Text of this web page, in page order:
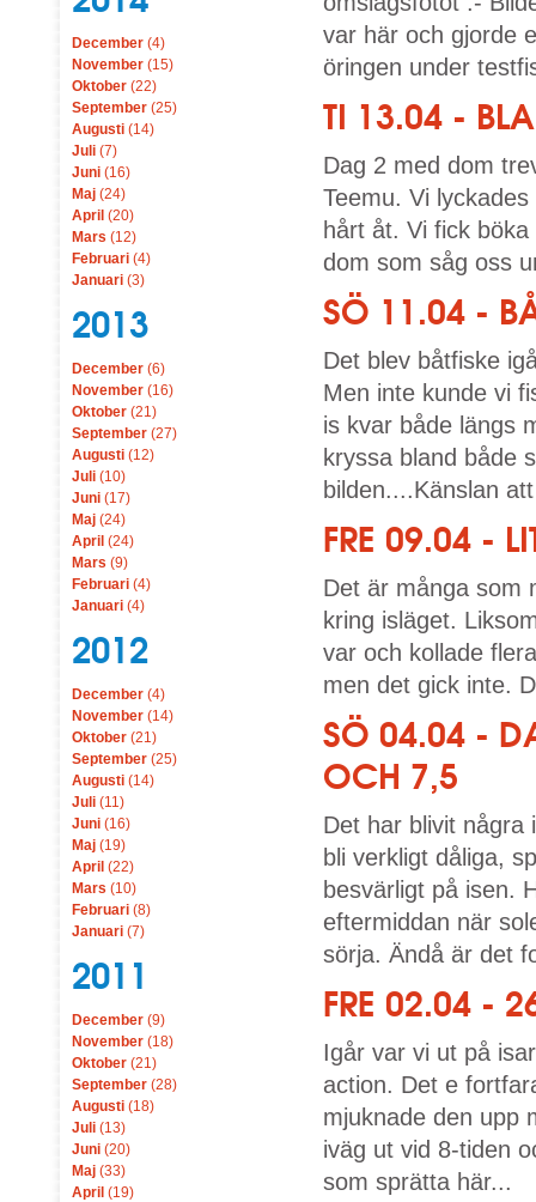
December (4)
November (15)
Oktober (22)
September (25)
Augusti (14)
Juli (7)
Juni (16)
Maj (24)
April (20)
Mars (12)
Februari (4)
Januari (3)
2013
December (6)
November (16)
Oktober (21)
September (27)
Augusti (12)
Juli (10)
Juni (17)
Maj (24)
April (24)
Mars (9)
Februari (4)
Januari (4)
2012
December (4)
November (14)
Oktober (21)
September (25)
Augusti (14)
Juli (11)
Juni (16)
Maj (19)
April (22)
Mars (10)
Februari (8)
Januari (7)
2011
December (9)
November (18)
Oktober (21)
September (28)
Augusti (18)
Juli (13)
Juni (20)
Maj (33)
April (19)
var här och gjorde
öringen under
TI 13.04 -
Dag 2 med dom
Teemu. Vi
hårt åt. Vi fick
dom som såg oss
SÖ 11.04 -
Det blev båtfiske
Men inte kunde vi
is kvar både längs
kryssa bland både
bilden....Känslan
FRE 09.04 -
Det är många som
kring isläget.
var och kollade
men det gick inte.
SÖ 04.04 -
OCH 7,5
Det har blivit några
bli verkligt dåliga,
besvärligt på isen.
eftermiddan när
sörja. Ändå är det
FRE 02.04 -
Igår var vi ut på
action. Det e
mjuknade den upp
iväg ut vid 8-tiden
som sprätta här...